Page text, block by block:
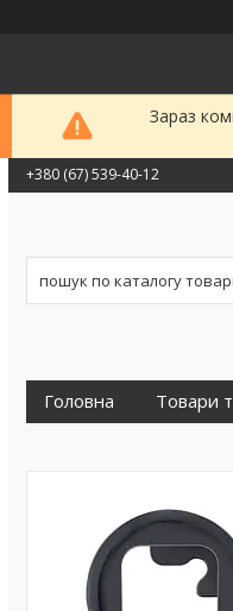
Зараз
+380 (67) 539-40-12
Головна Товари